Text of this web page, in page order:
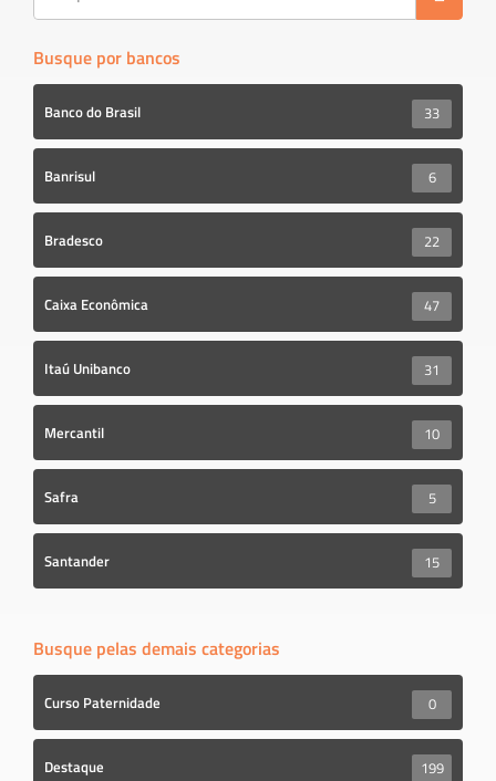
Busque por bancos
Banco do Brasil 33
Banrisul 6
Bradesco 22
Caixa Econômica 47
Itaú Unibanco 31
Mercantil 10
Safra 5
Santander 15
Busque pelas demais categorias
Curso Paternidade 0
Destaque 199